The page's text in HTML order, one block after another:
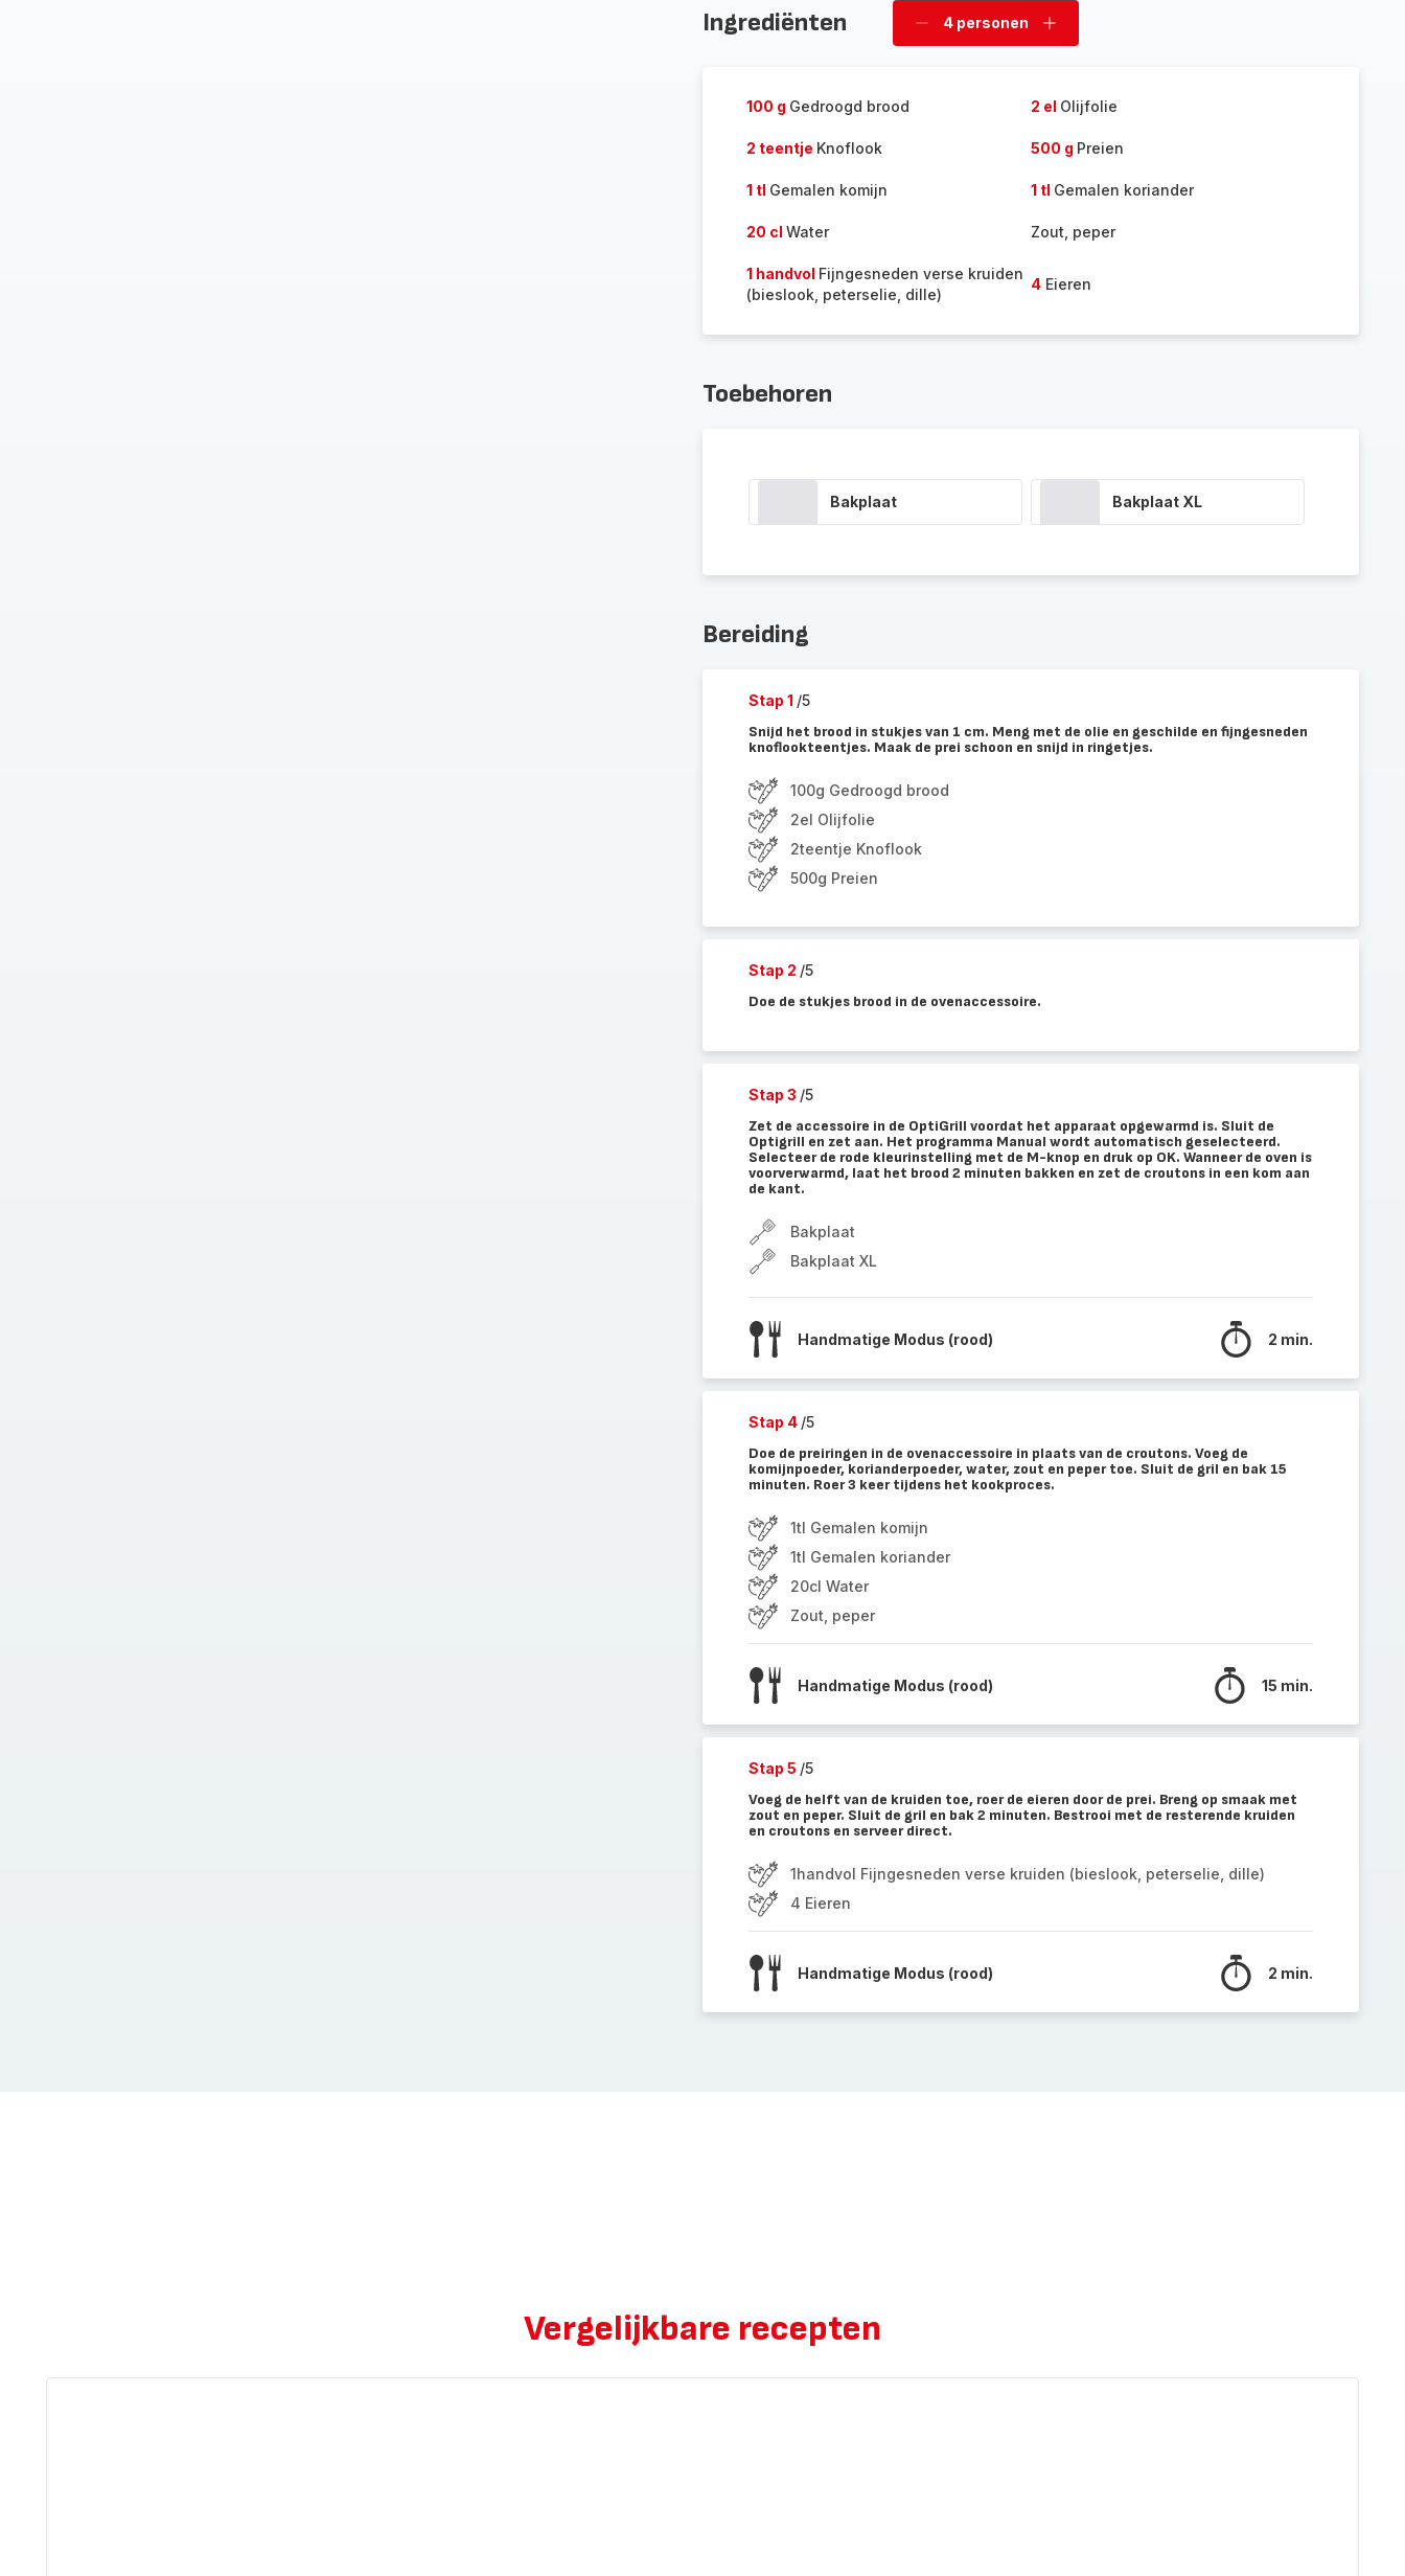
Ingrediënten
Verwijder
4 personen
Voeg
100 g Gedroogd brood 2 el Olijfolie
2 teentje Knoflook 500 g Preien
1 tl Gemalen komijn 1 tl Gemalen koriander
20 cl Water Zout, peper
1 handvol Fijngesneden verse kruiden
(bieslook, peterselie, dille)
4Eieren
Toebehoren
Bakplaat Bakplaat XL
Bereiding
Stap 1 /5
Snijd het brood in stukjes van 1 cm. Meng met de olie en geschilde en fijngesneden
knoflookteentjes. Maak de prei schoon en snijd in ringetjes.
100g Gedroogd brood
2el Olijfolie
2teentje Knoflook
500g Preien
Stap 2 /5
Doe de stukjes brood in de ovenaccessoire.
Stap 3 /5
Zet de accessoire in de OptiGrill voordat het apparaat opgewarmd is. Sluit de
Optigrill en zet aan. Het programma Manual wordt automatisch geselecteerd.
Selecteer de rode kleurinstelling met de M-knop en druk op OK. Wanneer de oven is
voorverwarmd, laat het brood 2 minuten bakken en zet de croutons in een kom aan
de kant.
Bakplaat
Bakplaat XL
Handmatige Modus (rood) 2 min.
Stap 4 /5
Doe de preiringen in de ovenaccessoire in plaats van de croutons. Voeg de
komijnpoeder, korianderpoeder, water, zout en peper toe. Sluit de gril en bak 15
minuten. Roer 3 keer tijdens het kookproces.
1tl Gemalen komijn
1tl Gemalen koriander
20cl Water
Zout, peper
Handmatige Modus (rood) 15 min.
Stap 5 /5
Voeg de helft van de kruiden toe, roer de eieren door de prei. Breng op smaak met
zout en peper. Sluit de gril en bak 2 minuten. Bestrooi met de resterende kruiden
en croutons en serveer direct.
1handvol Fijngesneden verse kruiden (bieslook, peterselie, dille)
4 Eieren
Handmatige Modus (rood) 2 min.
Vergelijkbare recepten